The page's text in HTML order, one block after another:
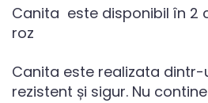
Canita este disponibil în 2
roz
Canita este realizata
rezistent și sigur. Nu contine